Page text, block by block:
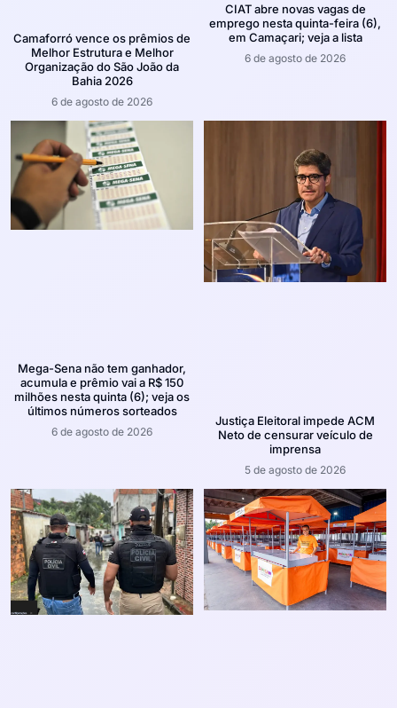
Camaforró vence os prêmios de
Melhor Estrutura e Melhor
Organização do São João da
Bahia 2026
6 de agosto de 2026
CIAT abre novas vagas de
emprego nesta quinta-feira (6),
em Camaçari; veja a lista
6 de agosto de 2026
Mega-Sena não tem ganhador,
acumula e prêmio vai a R$ 150
milhões nesta quinta (6); veja os
últimos números sorteados
6 de agosto de 2026
Justiça Eleitoral impede ACM
Neto de censurar veículo de
imprensa
5 de agosto de 2026